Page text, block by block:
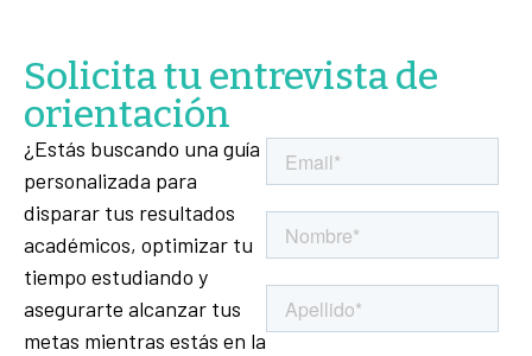
Solicita tu entrevista de
orientación
¿Estás buscando una guía
personalizada para
disparar tus resultados
académicos, optimizar tu
tiempo estudiando y
asegurarte alcanzar tus
metas mientras estás en la